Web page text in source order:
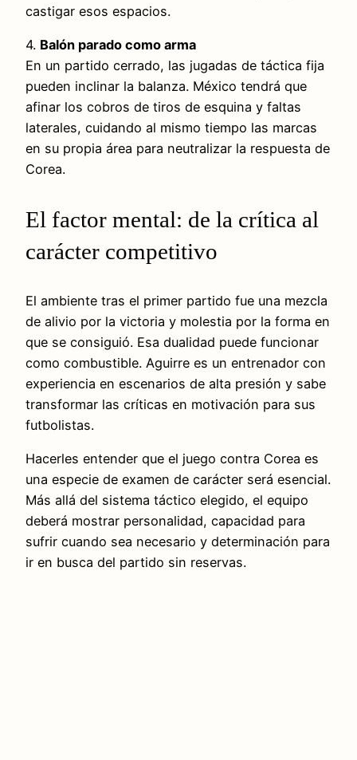
castigar esos espacios.
4. Balón parado como arma
En un partido cerrado, las jugadas de táctica fija
pueden inclinar la balanza. México tendrá que
afinar los cobros de tiros de esquina y faltas
laterales, cuidando al mismo tiempo las marcas
en su propia área para neutralizar la respuesta de
Corea.
El factor mental: de la crítica al
carácter competitivo
El ambiente tras el primer partido fue una mezcla
de alivio por la victoria y molestia por la forma en
que se consiguió. Esa dualidad puede funcionar
como combustible. Aguirre es un entrenador con
experiencia en escenarios de alta presión y sabe
transformar las críticas en motivación para sus
futbolistas.
Hacerles entender que el juego contra Corea es
una especie de examen de carácter será esencial.
Más allá del sistema táctico elegido, el equipo
deberá mostrar personalidad, capacidad para
sufrir cuando sea necesario y determinación para
ir en busca del partido sin reservas.